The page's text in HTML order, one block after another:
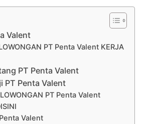
Valent
PT Penta Valent KERJA
PT Penta Valent
PT Penta Valent
PT Penta Valent
Valent